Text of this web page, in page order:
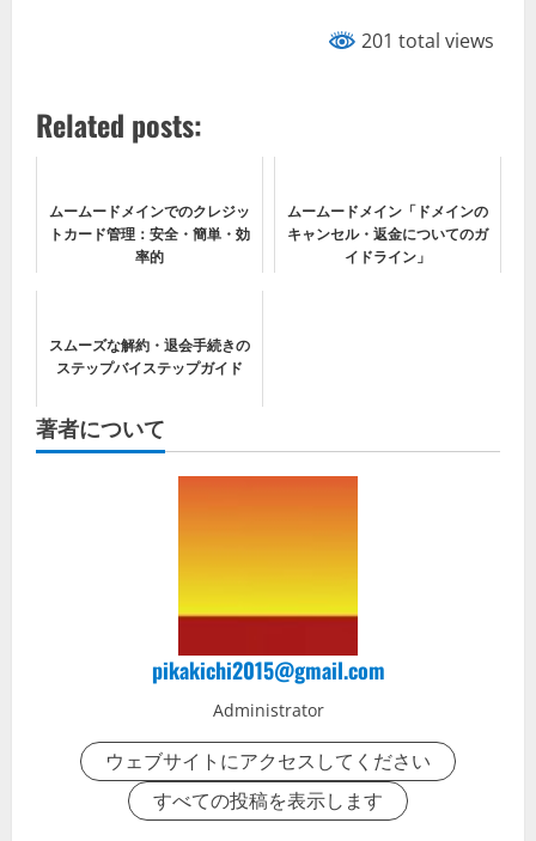
201 total views
Related posts:
ムームードメインでのクレジッ
トカード管理：安全・簡単・効
率的
ムームードメイン「ドメインの
キャンセル・返金についてのガ
イドライン」
スムーズな解約・退会手続きの
ステップバイステップガイド
著者について
pikakichi2015@gmail.com
Administrator
ウェブサイトにアクセスしてください
すべての投稿を表示します